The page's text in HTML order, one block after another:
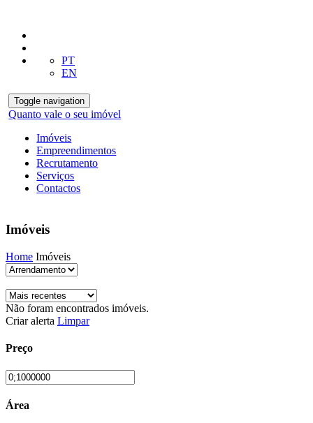
PT
EN
Toggle navigation
Quanto vale o seu imóvel
Imóveis
Empreendimentos
Recrutamento
Serviços
Contactos
Imóveis
Home Imóveis
Não foram encontrados imóveis.
Criar alerta Limpar
Preço
Área